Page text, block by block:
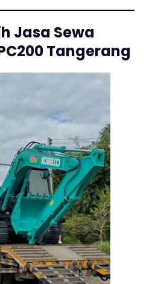
Jasa Sewa
Tangerang